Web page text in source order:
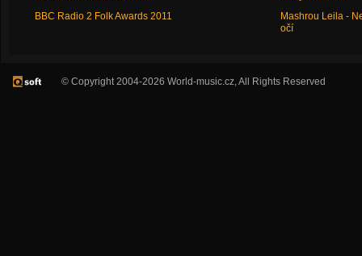
BBC Radio 2 Folk Awards 2011
Mashrou Leila -
očí
© Copyright 2004-2026 World-music.cz, All Rights Reserved